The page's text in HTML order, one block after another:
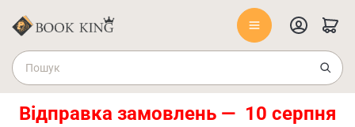
Відправка замовлень — 10 серпня